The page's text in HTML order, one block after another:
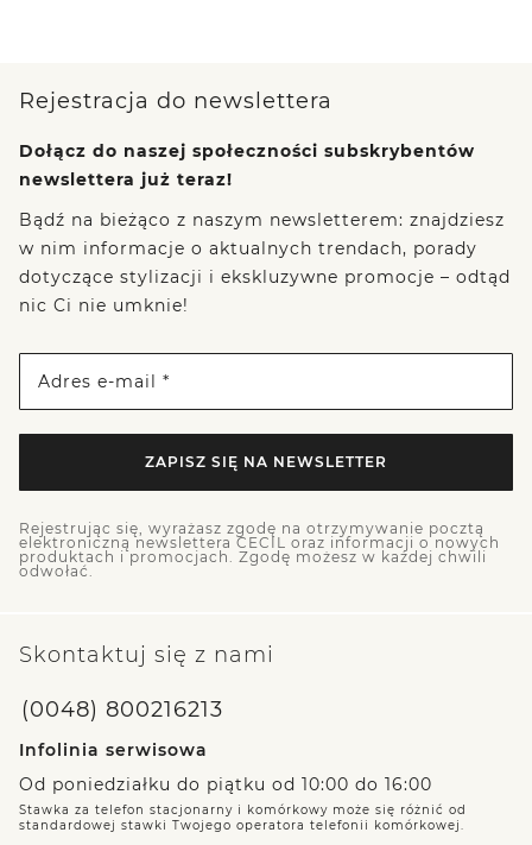
Rejestracja do newslettera
Dołącz do naszej społeczności subskrybentów
newslettera już teraz!
Bądź na bieżąco z naszym newsletterem: znajdziesz
w nim informacje o aktualnych trendach, porady
dotyczące stylizacji i ekskluzywne promocje – odtąd
nic Ci nie umknie!
Adres e-mail *
ZAPISZ SIĘ NA NEWSLETTER
Rejestrując się, wyrażasz zgodę na otrzymywanie pocztą
elektroniczną newslettera CECIL oraz informacji o nowych
produktach i promocjach. Zgodę możesz w każdej chwili
odwołać.
Skontaktuj się z nami
(0048) 800216213
Infolinia serwisowa
Od poniedziałku do piątku od 10:00 do 16:00
Stawka za telefon stacjonarny i komórkowy może się różnić od
standardowej stawki Twojego operatora telefonii komórkowej.